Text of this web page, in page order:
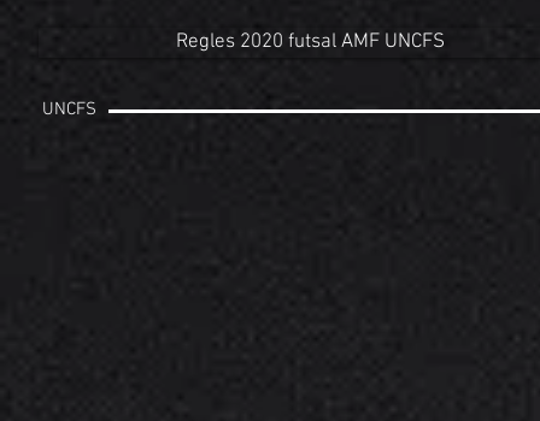
Regles 2020 futsal AMF UNCFS
UNCFS